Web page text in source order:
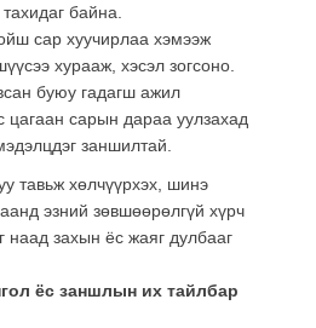
байна.
сар хуучирлаа хэмээж
хурааж, хэсэл зогсоно.
буюу гадагш ажил
цагаан сарын дараа уулзахад
заншилтай.
тавьж хөлчүүрхэх, шинэ
эзний зөвшөөрөлгүй хүрч
наад захын ёс жаяг дулбааг
ёс заншлын их тайлбар